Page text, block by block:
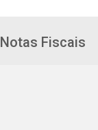
Notas Fiscais